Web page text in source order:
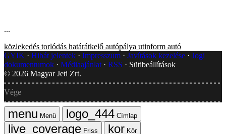
...
közlekedés torlódás határátkelő autópálya utinform autó
GYIK
Hibát jelentek Impresszum Javítások kezelése
Jogi
dokumentumok
Médiaajánlat RSS
Sütibeállítások
© 2026 Magyar Jeti Zrt.
Vége
Menü
Címlap
Friss
Kör